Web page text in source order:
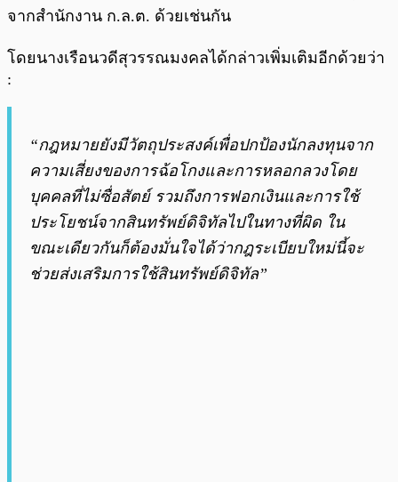
จากสำนักงาน ก.ล.ต. ด้วยเช่นกัน
โดยนางเรือนวดีสุวรรณมงคลได้กล่าวเพิ่มเติมอีกด้วยว่า
:
“กฎหมายยังมีวัตถุประสงค์เพื่อปกป้องนักลงทุนจาก
ความเสี่ยงของการฉ้อโกงและการหลอกลวงโดย
บุคคลที่ไม่ซื่อสัตย์ รวมถึงการฟอกเงินและการใช้
ประโยชน์จากสินทรัพย์ดิจิทัลไปในทางที่ผิด ใน
ขณะเดียวกันก็ต้องมั่นใจได้ว่ากฎระเบียบใหม่นี้จะ
ช่วยส่งเสริมการใช้สินทรัพย์ดิจิทัล”